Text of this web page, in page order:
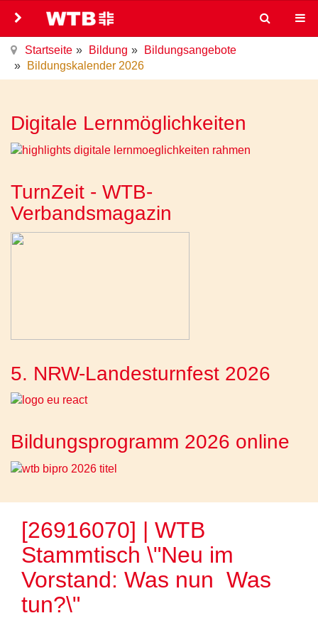
Startseite Bildung
Bildungsangebote
Bildungskalender 2026
Digitale Lernmöglichkeiten
TurnZeit - WTB-
Verbandsmagazin
5. NRW-Landesturnfest 2026
Bildungsprogramm 2026 online
[26916070] | WTB
Stammtisch \"Neu im
Vorstand: Was nun  Was
tun?\"